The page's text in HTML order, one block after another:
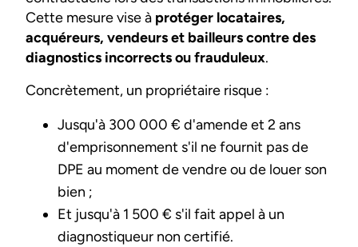
Cette mesure vise à protéger locataires,
acquéreurs, vendeurs et bailleurs contre des
diagnostics incorrects ou frauduleux.
Concrètement, un propriétaire risque :
Jusqu'à 300 000 € d'amende et 2 ans
d'emprisonnement s'il ne fournit pas de
DPE au moment de vendre ou de louer son
bien ;
Et jusqu'à 1 500 € s'il fait appel à un
diagnostiqueur non certifié.